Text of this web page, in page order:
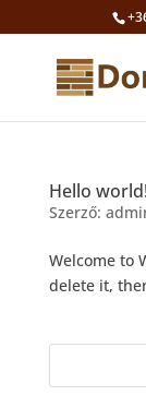
Hello world!
Szerző:
Welcome to
delete it,